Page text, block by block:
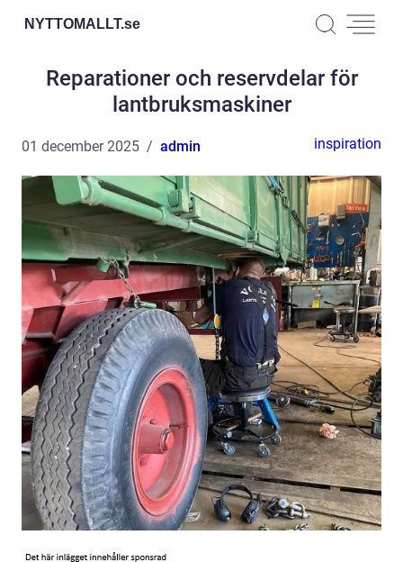
NYTTOMALLT.se
Reparationer och reservdelar för
lantbruksmaskiner
01 december 2025 admin inspiration